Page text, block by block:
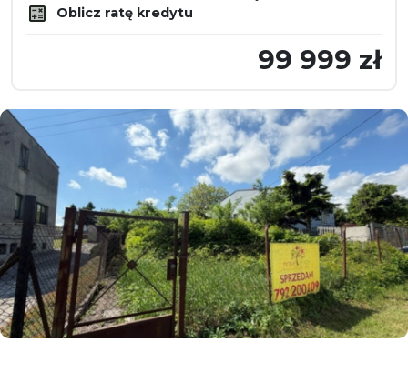
Oblicz ratę kredytu
99 999 zł